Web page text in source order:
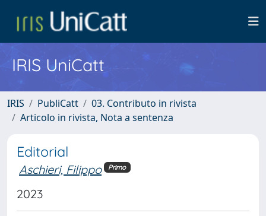
IRIS UniCatt
IRIS PubliCatt
03. Contributo in rivista
Articolo in rivista, Nota a sentenza
Editorial
Aschieri, Filippo Primo
2023